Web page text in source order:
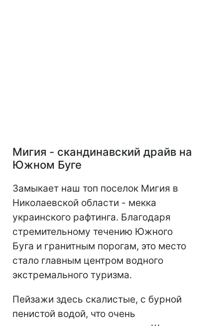
Мигия - скандинавский драйв на
Южном Буге
Замыкает наш топ поселок Мигия в
Николаевской области - мекка
украинского рафтинга. Благодаря
стремительному течению Южного
Буга и гранитным порогам, это место
стало главным центром водного
экстремального туризма.
Пейзажи здесь скалистые, с бурной
пенистой водой, что очень